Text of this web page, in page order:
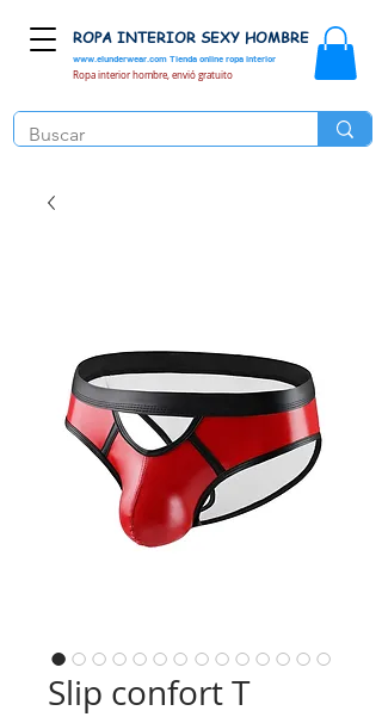
www.elunderwear.com Tienda online ropa interior
ROPA INTERIOR SEXY HOMBRE
Ropa interior hombre, envió gratuito
Slip confort T